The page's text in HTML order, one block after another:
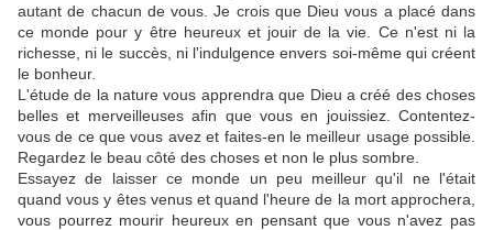
autant de chacun de vous. Je crois que Dieu vous a placé dans
ce monde pour y être heureux et jouir de la vie. Ce n'est ni la
richesse, ni le succès, ni l'indulgence envers soi-même qui créent
le bonheur.
L'étude de la nature vous apprendra que Dieu a créé des choses
belles et merveilleuses afin que vous en jouissiez. Contentez-
vous de ce que vous avez et faites-en le meilleur usage possible.
Regardez le beau côté des choses et non le plus sombre.
Essayez de laisser ce monde un peu meilleur qu'il ne l'était
quand vous y êtes venus et quand l'heure de la mort approchera,
vous pourrez mourir heureux en pensant que vous n'avez pas